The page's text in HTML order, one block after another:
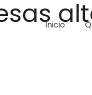
Inicio